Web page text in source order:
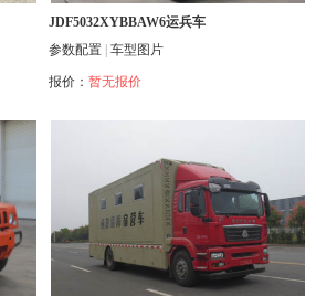
JDF5032XYBBAW6运兵车
参数配置 车型图片
报价： 暂无报价